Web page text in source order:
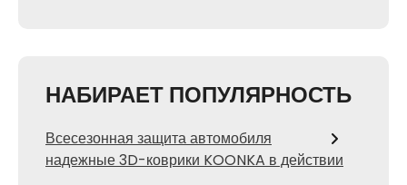
НАБИРАЕТ ПОПУЛЯРНОСТЬ
Всесезонная защита автомобиля
надежные 3D-коврики KOONKA в действии